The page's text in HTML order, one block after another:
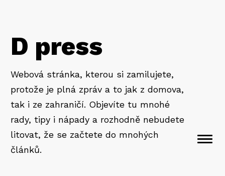
D press
Webová stránka, kterou si zamilujete,
protože je plná zpráv a to jak z domova,
tak i ze zahraničí. Objevíte tu mnohé
rady, tipy i nápady a rozhodně nebudete
litovat, že se začtete do mnohých
článků.